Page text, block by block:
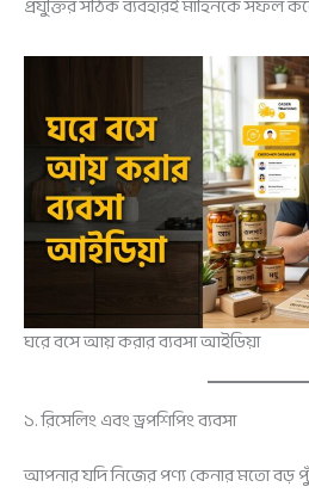
ঘরে বসে আয় করার ব্যবসা আইডিয়া
১. রিসেলিং এবং ড্রপশিপিং ব্যবসা
আপনার যদি নিজের পণ্য কেনার মতো বড়